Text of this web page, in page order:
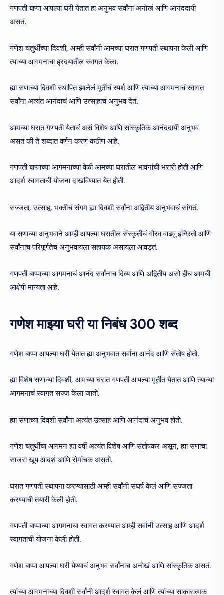
गणपती बाप्पा आपल्या घरी येतात हा अनुभव सर्वांना अनोखं आणि आनंददायी
असतं.
गणेश चतुर्थीच्या दिवशी, आम्ही सर्वांनी आमच्या घरात गणपती स्थापना केली आणि
त्याच्या आगमनाचा ह्रदयातील स्वागत केला.
ह्या सणाच्या दिवशी स्थापित झालेलं मूर्तीचं स्पर्श आणि त्याच्या आगमनाचं स्वागत
सर्वांना अत्यंत आनंदाचं आणि उत्साहाचं अनुभव देतं.
आमच्या घरात गणपती येताचं असं विशेष आणि सांस्कृतिक आनंददायी अनुभव
असतं की ते शब्दात वर्णन करणं कठीण आहे.
गणपती बाप्पाच्या आगमनाच्या वेळी आमच्या घरातील भावनांची भरारी होती आणि
आदर्श स्वागताची योजना दाखविण्यात येत होती.
सज्जता, उत्साह, भक्तीचं संगम ह्या दिवशी सर्वांना अद्वितीय अनुभवाचं सांगतं.
या सणाच्या अनुभवाने आम्ही आपल्या घरातील संस्कृतीचं गौरव वाढवू इच्छितो आणि
सर्वांनाच परिपूर्णतेचं अनुभवायला सहायक असायला आवडतं.
गणपती बाप्पाच्या आगमनाचं आनंद सर्वांनाच दिव्य आणि अद्वितीय असो हीच आमची
आक्षेपी मान्यता आहे.
गणेश माझ्या घरी या निबंध 300 शब्द
गणेश बाप्पा आपल्या घरी येतात ह्या अनुभवात सर्वांना आनंद आणि संतोष होतो.
ह्या विशेष सणाच्या दिवशी, आमच्या घरात गणपती आपल्या मूर्तीत येतात आणि त्याच्या
आगमनाचं स्वागत सज्ज केला जातो.
ह्या सणाच्या दिवशी सर्वांना अत्यंत उत्साह आणि आनंदाचं अनुभव होतो.
गणेश चतुर्थीचा आगमन ह्या वर्षी अत्यंत विशेष आणि संतोषकर असून, ह्या सणाचा
साजरा खूप आदर्श आणि रोमांचक असतो.
घरात गणपती स्थापना करण्यासाठी आम्ही सर्वांनी संघर्ष केलं आणि सज्जता
करण्याची तयारी केली होती.
गणपती बाप्पाच्या आगमनाचा स्वागत करण्यात आम्ही सर्वांनी उत्साह आणि आदर्श
स्वागताची योजना केली होती.
गणेश बाप्पा आपल्या घरी येण्याचं अनुभव सर्वांनाच अनोखं आणि सांस्कृतिक असतं.
त्यांच्या आगमनाच्या दिवशी सर्वांनी आदर्श स्वागत केलं आणि त्यांच्या साकारात्मक